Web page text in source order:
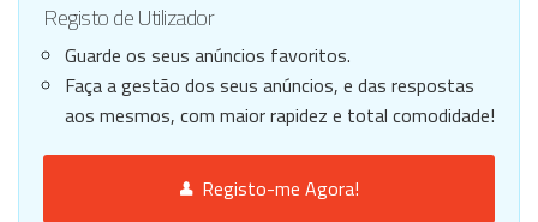
Registo de Utilizador
Guarde os seus anúncios favoritos.
Faça a gestão dos seus anúncios, e das respostas
aos mesmos, com maior rapidez e total comodidade!
Registo-me Agora!